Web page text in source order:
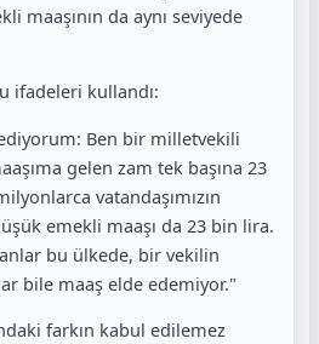
maaşının da aynı seviyede
ifadeleri kullandı:
ediyorum: Ben bir milletvekili
gelen zam tek başına 23
vatandaşımızın
emekli maaşı da 23 bin lira.
bu ülkede, bir vekilin
bile maaş elde edemiyor."
farkın kabul edilemez